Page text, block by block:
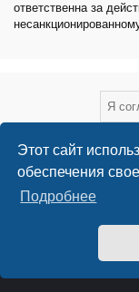
Этот сайт
обеспечения
Подробнее
ответственна за
Форум садоводов